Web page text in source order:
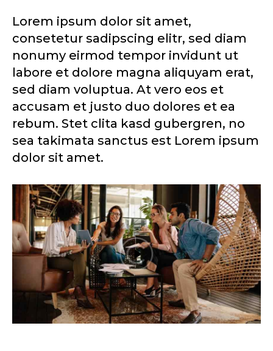
Lorem ipsum dolor sit amet,
consetetur sadipscing elitr, sed diam
nonumy eirmod tempor invidunt ut
labore et dolore magna aliquyam erat,
sed diam voluptua. At vero eos et
accusam et justo duo dolores et ea
rebum. Stet clita kasd gubergren, no
sea takimata sanctus est Lorem ipsum
dolor sit amet.